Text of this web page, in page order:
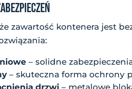
zawartość kontenera jest
– solidne
– skuteczna forma ochrony
drzwi – metalowe